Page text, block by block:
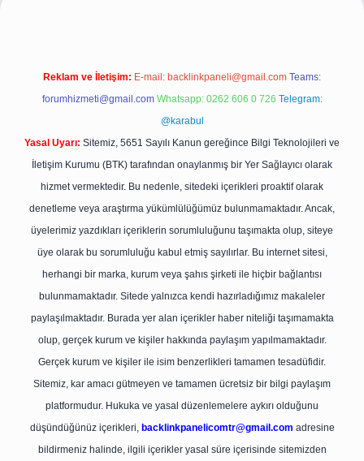
Reklam ve İletişim: E-mail: backlinkpaneli@gmail.com Teams:
forumhizmeti@gmail.com Whatsapp: 0262 606 0 726 Telegram:
@karabul
Yasal Uyarı: Sitemiz, 5651 Sayılı Kanun gereğince Bilgi Teknolojileri ve
İletişim Kurumu (BTK) tarafından onaylanmış bir Yer Sağlayıcı olarak
hizmet vermektedir. Bu nedenle, sitedeki içerikleri proaktif olarak
denetleme veya araştırma yükümlülüğümüz bulunmamaktadır. Ancak,
üyelerimiz yazdıkları içeriklerin sorumluluğunu taşımakta olup, siteye
üye olarak bu sorumluluğu kabul etmiş sayılırlar. Bu internet sitesi,
herhangi bir marka, kurum veya şahıs şirketi ile hiçbir bağlantısı
bulunmamaktadır. Sitede yalnızca kendi hazırladığımız makaleler
paylaşılmaktadır. Burada yer alan içerikler haber niteliği taşımamakta
olup, gerçek kurum ve kişiler hakkında paylaşım yapılmamaktadır.
Gerçek kurum ve kişiler ile isim benzerlikleri tamamen tesadüfidir.
Sitemiz, kar amacı gütmeyen ve tamamen ücretsiz bir bilgi paylaşım
platformudur. Hukuka ve yasal düzenlemelere aykırı olduğunu
düşündüğünüz içerikleri, backlinkpanelicomtr@gmail.com adresine
bildirmeniz halinde, ilgili içerikler yasal süre içerisinde sitemizden